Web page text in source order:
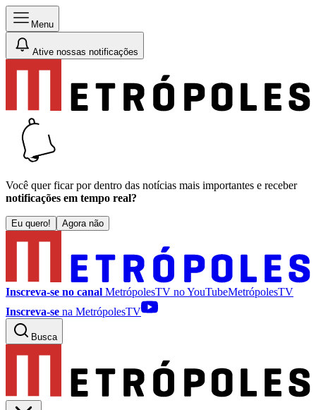
Menu
Ative nossas notificações
Você quer ficar por dentro das notícias mais importantes e receber
notificações em tempo real?
Eu quero! Agora não
Inscreva-se no canal MetrópolesTV noYouTubeMetrópolesTV
Inscreva-se na MetrópolesTV
Busca